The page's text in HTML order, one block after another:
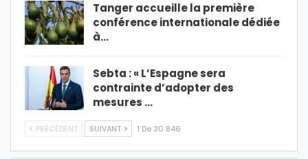
Tanger accueille la première
conférence internationale dédiée
à…
Sebta : « L’Espagne sera
contrainte d’adopter des
mesures …
PRÉCÉDENT SUIVANT 1 De 30 846